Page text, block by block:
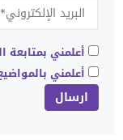
أعلمني بمتابعة
أعلمني